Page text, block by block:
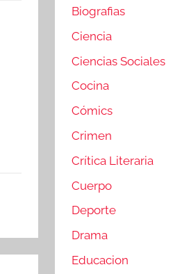
Biografias
Ciencia
Ciencias Sociales
Cocina
Cómics
Crimen
Crítica Literaria
Cuerpo
Deporte
Drama
Educacion